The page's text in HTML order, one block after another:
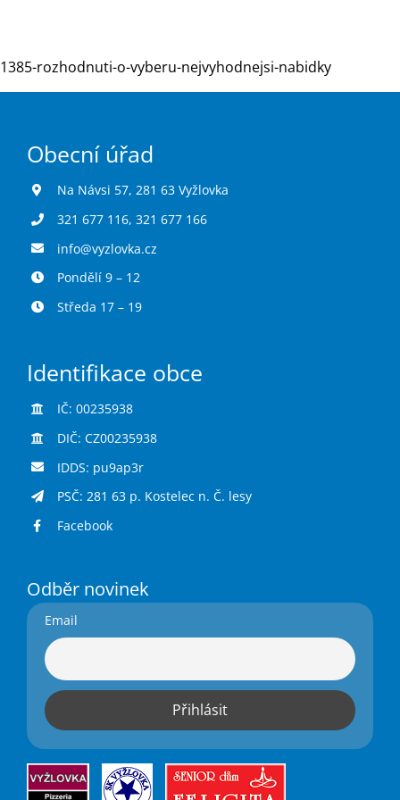
Kontakty
1385-rozhodnuti-o-vyberu-nejvyhodnejsi-nabidky
Obecní úřad
Na Návsi 57, 281 63 Vyžlovka
321 677 116, 321 677 166
info@vyzlovka.cz
Pondělí 9 – 12
Středa 17 – 19
Identifikace obce
IČ: 00235938
DIČ: CZ00235938
IDDS: pu9ap3r
PSČ: 281 63 p. Kostelec n. Č. lesy
Facebook
Odběr novinek
Email